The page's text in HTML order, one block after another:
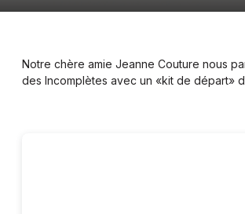
Notre chère amie Jeanne Couture nous
des Incomplètes avec un «kit de départ»